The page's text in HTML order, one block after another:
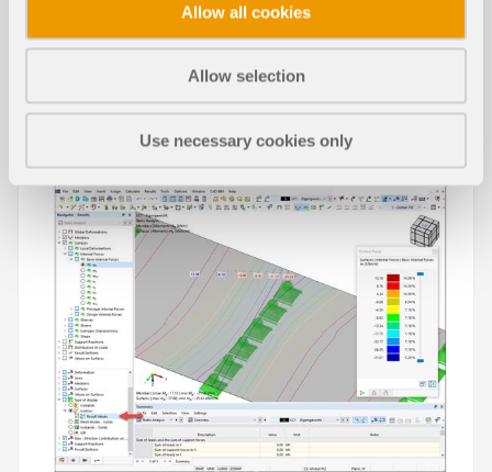
Allow all cookies
Allow selection
Use necessary cookies only
Z. a Tschuchnigg F. Optimalizace a variační
J Numer Anal Methods Geomech. 2021;45:2388–
Funkce programů
Zobrazení výsledných hodnot na izol